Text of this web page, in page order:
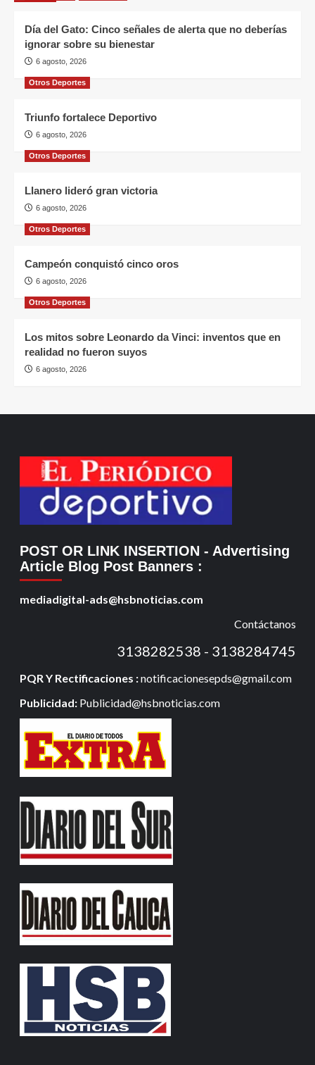
Día del Gato: Cinco señales de alerta que no deberías
ignorar sobre su bienestar
6 agosto, 2026
Otros Deportes
Triunfo fortalece Deportivo
6 agosto, 2026
Otros Deportes
Llanero lideró gran victoria
6 agosto, 2026
Otros Deportes
Campeón conquistó cinco oros
6 agosto, 2026
Otros Deportes
Los mitos sobre Leonardo da Vinci: inventos que en
realidad no fueron suyos
6 agosto, 2026
POST OR LINK INSERTION - Advertising
Article Blog Post Banners :
mediadigital-ads@hsbnoticias.com
Contáctanos
3138282538 - 3138284745
PQR Y Rectificaciones :notificacionesepds@gmail.com
Publicidad: Publicidad@hsbnoticias.com